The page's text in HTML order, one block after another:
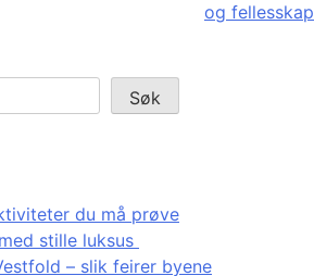
og fellesskap
Søk
du må prøve
stille luksus
– slik feirer byene